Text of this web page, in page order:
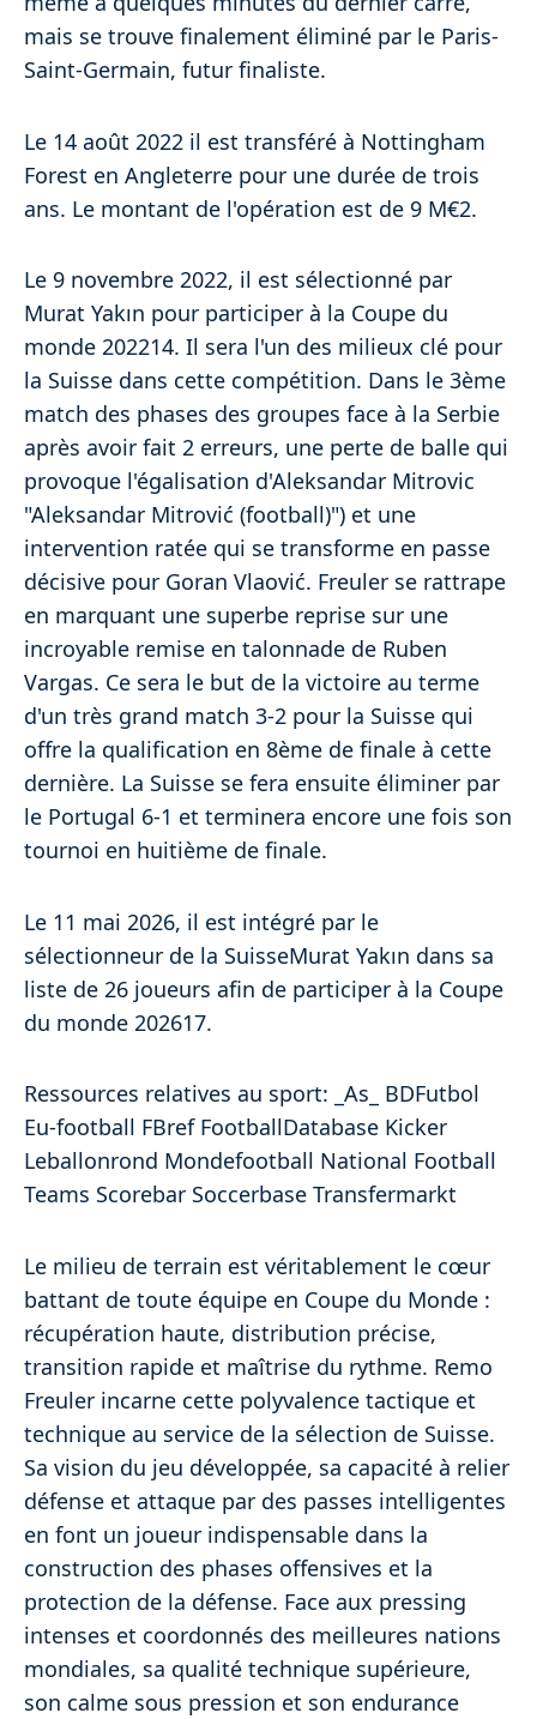
mais se trouve finalement éliminé par le Paris-
Saint-Germain, futur finaliste.
Le 14 août 2022 il est transféré à Nottingham
Forest en Angleterre pour une durée de trois
ans. Le montant de l'opération est de 9 M€2.
Le 9 novembre 2022, il est sélectionné par
Murat Yakın pour participer à la Coupe du
monde 202214. Il sera l'un des milieux clé pour
la Suisse dans cette compétition. Dans le 3ème
match des phases des groupes face à la Serbie
après avoir fait 2 erreurs, une perte de balle qui
provoque l'égalisation d'Aleksandar Mitrovic
"Aleksandar Mitrović (football)") et une
intervention ratée qui se transforme en passe
décisive pour Goran Vlaović. Freuler se rattrape
en marquant une superbe reprise sur une
incroyable remise en talonnade de Ruben
Vargas. Ce sera le but de la victoire au terme
d'un très grand match 3-2 pour la Suisse qui
offre la qualification en 8ème de finale à cette
dernière. La Suisse se fera ensuite éliminer par
le Portugal 6-1 et terminera encore une fois son
tournoi en huitième de finale.
Le 11 mai 2026, il est intégré par le
sélectionneur de la SuisseMurat Yakın dans sa
liste de 26 joueurs afin de participer à la Coupe
du monde 202617.
Ressources relatives au sport: _As_ BDFutbol
Eu-football FBref FootballDatabase Kicker
Leballonrond Mondefootball National Football
Teams Scorebar Soccerbase Transfermarkt
Le milieu de terrain est véritablement le cœur
battant de toute équipe en Coupe du Monde :
récupération haute, distribution précise,
transition rapide et maîtrise du rythme. Remo
Freuler incarne cette polyvalence tactique et
technique au service de la sélection de Suisse.
Sa vision du jeu développée, sa capacité à relier
défense et attaque par des passes intelligentes
en font un joueur indispensable dans la
construction des phases offensives et la
protection de la défense. Face aux pressing
intenses et coordonnés des meilleures nations
mondiales, sa qualité technique supérieure,
son calme sous pression et son endurance